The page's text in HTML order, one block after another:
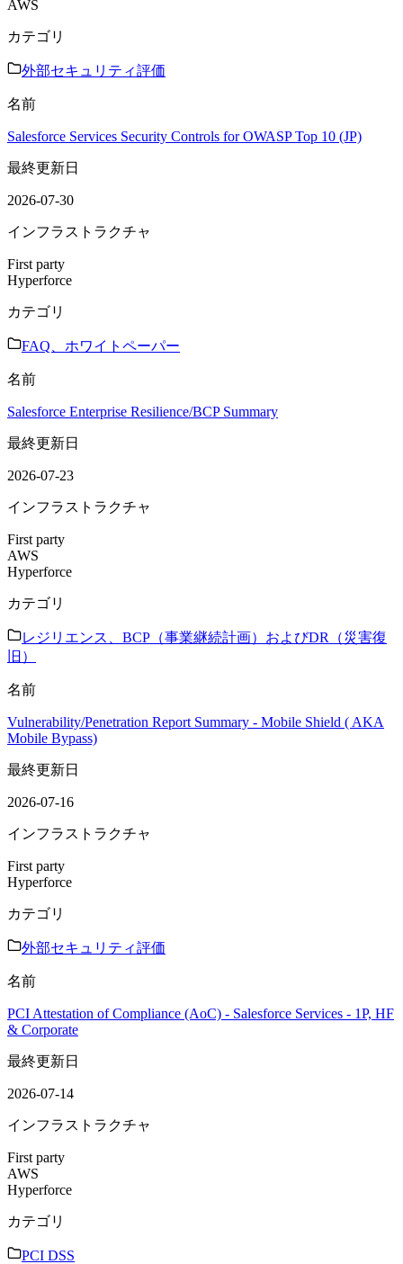
AWS
カテゴリ
外部セキュリティ評価
名前
Salesforce Services Security Controls for OWASP Top 10 (JP)
最終更新日
2026-07-30
インフラストラクチャ
First party
Hyperforce
カテゴリ
FAQ、ホワイトペーパー
名前
Salesforce Enterprise Resilience/BCP Summary
最終更新日
2026-07-23
インフラストラクチャ
First party
AWS
Hyperforce
カテゴリ
レジリエンス、BCP（事業継続計画）およびDR（災害復
旧）
名前
Vulnerability/Penetration Report Summary - Mobile Shield ( AKA
Mobile Bypass)
最終更新日
2026-07-16
インフラストラクチャ
First party
Hyperforce
カテゴリ
外部セキュリティ評価
名前
PCI Attestation of Compliance (AoC) - Salesforce Services - 1P, HF
& Corporate
最終更新日
2026-07-14
インフラストラクチャ
First party
AWS
Hyperforce
カテゴリ
PCI DSS